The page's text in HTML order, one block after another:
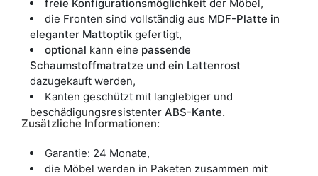
freie Konfigurationsmöglichkeit der Möbel,
die Fronten sind vollständig aus MDF-Platte in
eleganter Mattoptik gefertigt,
optional kann eine passende
Schaumstoffmatratze und ein Lattenrost
dazugekauft werden,
Kanten geschützt mit langlebiger und
beschädigungsresistenter ABS-Kante.
Zusätzliche Informationen:
Garantie: 24 Monate,
die Möbel werden in Paketen zusammen mit